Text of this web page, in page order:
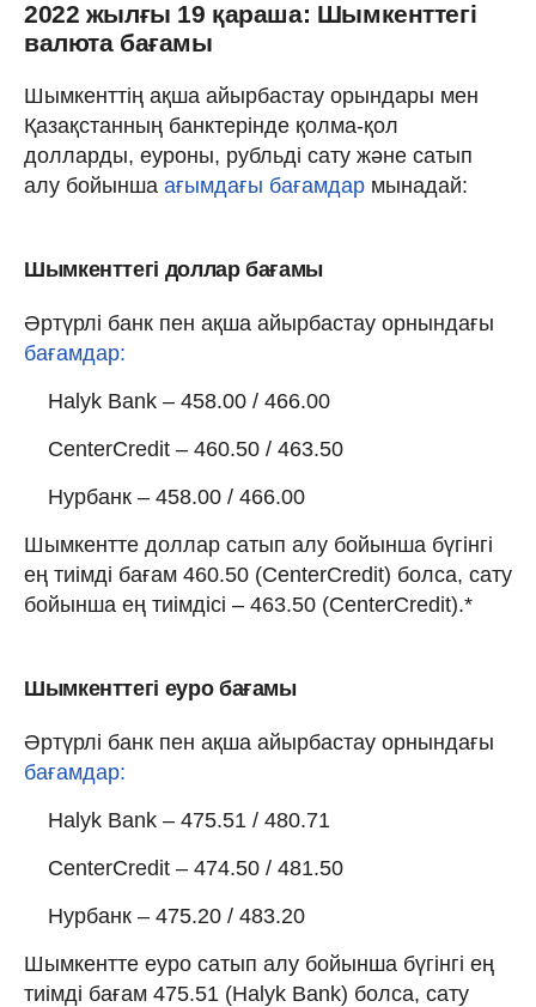
2022 жылғы 19 қараша: Шымкенттегі
валюта бағамы
Шымкенттің ақша айырбастау орындары мен
Қазақстанның банктерінде қолма-қол
долларды, еуроны, рубльді сату және сатып
алу бойынша ағымдағы бағамдар мынадай:
Шымкенттегі доллар бағамы
Әртүрлі банк пен ақша айырбастау орнындағы
бағамдар:
Halyk Bank – 458.00 / 466.00
CenterCredit – 460.50 / 463.50
Нурбанк – 458.00 / 466.00
Шымкентте доллар сатып алу бойынша бүгінгі
ең тиімді бағам 460.50 (CenterCredit) болса, сату
бойынша ең тиімдісі – 463.50 (CenterCredit).*
Шымкенттегі еуро бағамы
Әртүрлі банк пен ақша айырбастау орнындағы
бағамдар:
Halyk Bank – 475.51 / 480.71
CenterCredit – 474.50 / 481.50
Нурбанк – 475.20 / 483.20
Шымкентте еуро сатып алу бойынша бүгінгі ең
тиімді бағам 475.51 (Halyk Bank) болса, сату